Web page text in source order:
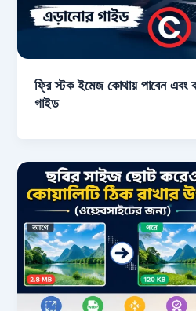
ফ্রি স্টক ইমেজ কোথায় পাবেন এবং
গাইড